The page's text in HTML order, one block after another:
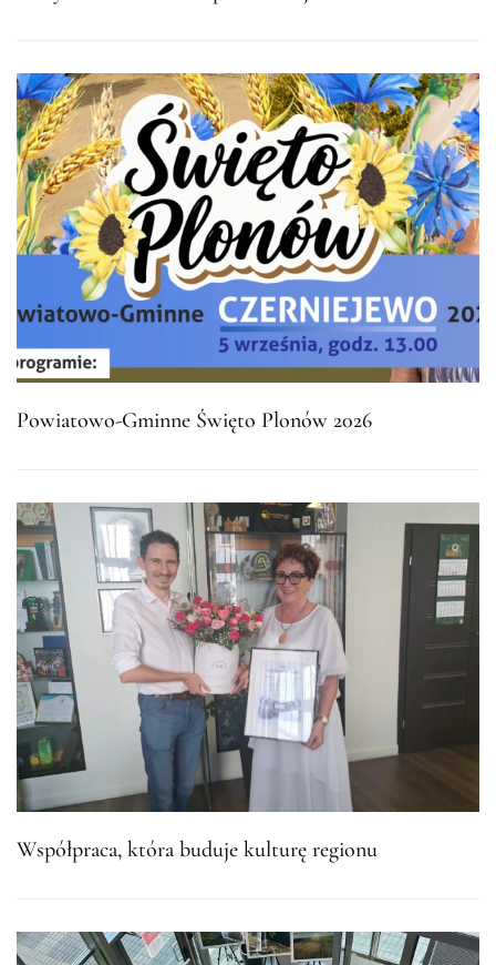
Powiatowo-Gminne Święto Plonów 2026
Współpraca, która buduje kulturę regionu